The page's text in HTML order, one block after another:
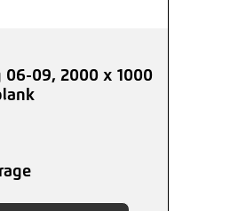
06-09, 2000 x 1000